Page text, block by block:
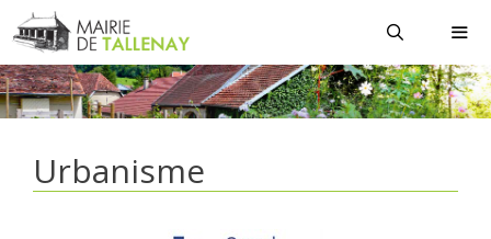
Aller
au
contenu
Urbanisme